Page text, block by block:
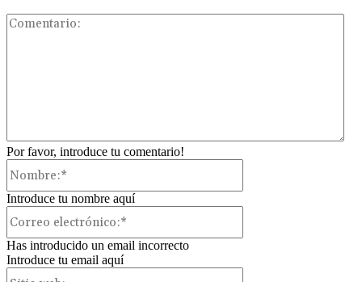
Por favor, introduce tu comentario!
Introduce tu nombre aquí
Has introducido un email incorrecto
Introduce tu email aquí